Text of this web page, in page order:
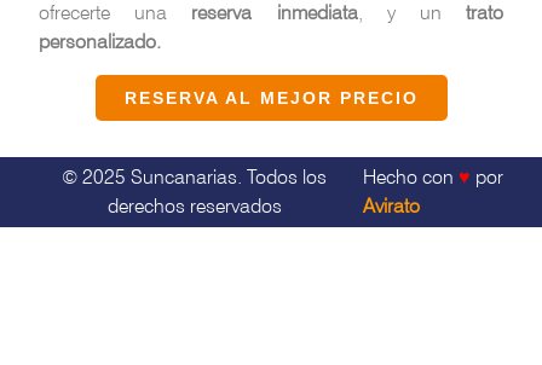
ofrecerte una reserva inmediata, y un trato
personalizado.
RESERVA AL MEJOR PRECIO
© 2025 Suncanarias. Todos los
derechos reservados
Hecho con ♥ por
Avirato